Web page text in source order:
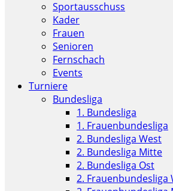
Sportausschuss
Kader
Frauen
Senioren
Fernschach
Events
Turniere
Bundesliga
1. Bundesliga
1. Frauenbundesliga
2. Bundesliga West
2. Bundesliga Mitte
2. Bundesliga Ost
2. Frauenbundesliga